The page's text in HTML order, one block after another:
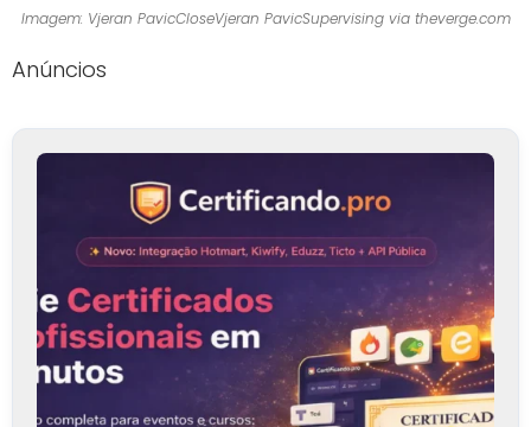
Imagem: Vjeran PavicCloseVjeran PavicSupervising via theverge.com
Anúncios